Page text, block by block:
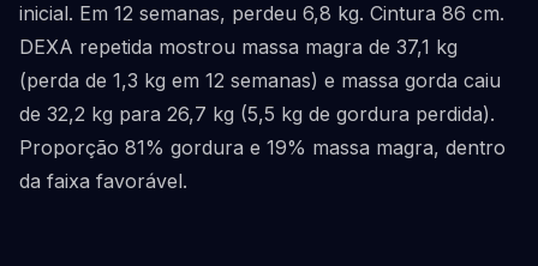
inicial. Em 12 semanas, perdeu 6,8 kg. Cintura 86 cm.
DEXA repetida mostrou massa magra de 37,1 kg
(perda de 1,3 kg em 12 semanas) e massa gorda caiu
de 32,2 kg para 26,7 kg (5,5 kg de gordura perdida).
Proporção 81% gordura e 19% massa magra, dentro
da faixa favorável.